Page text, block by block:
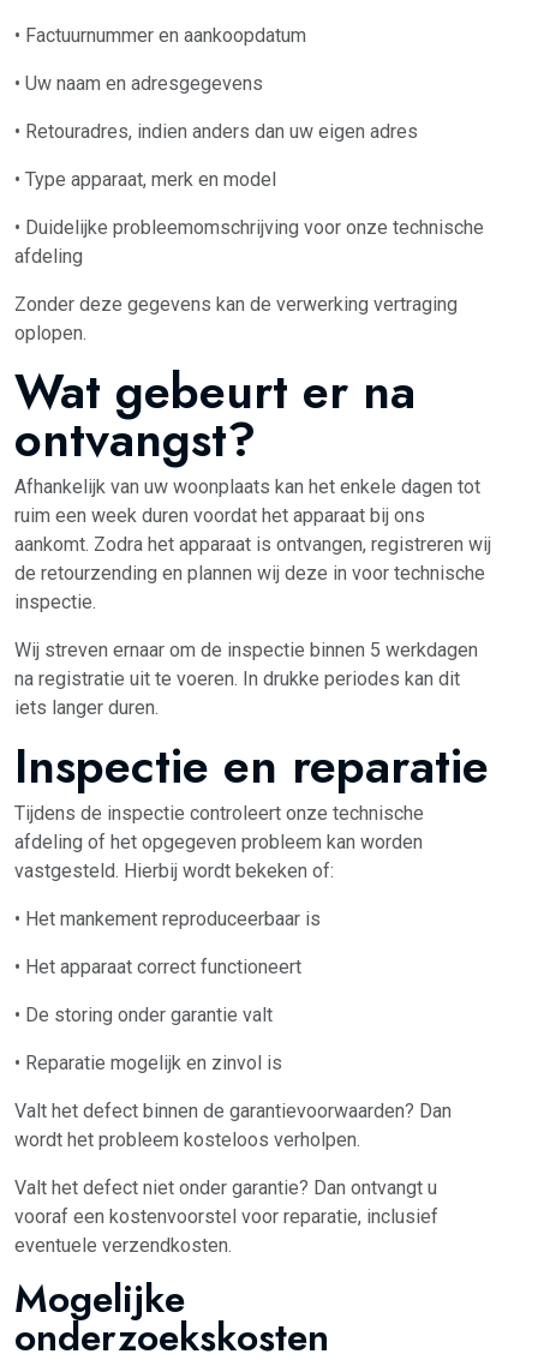
• Factuurnummer en aankoopdatum
• Uw naam en adresgegevens
• Retouradres, indien anders dan uw eigen adres
• Type apparaat, merk en model
• Duidelijke probleemomschrijving voor onze technische
afdeling
Zonder deze gegevens kan de verwerking vertraging
oplopen.
Wat gebeurt er na
ontvangst?
Afhankelijk van uw woonplaats kan het enkele dagen tot
ruim een week duren voordat het apparaat bij ons
aankomt. Zodra het apparaat is ontvangen, registreren wij
de retourzending en plannen wij deze in voor technische
inspectie.
Wij streven ernaar om de inspectie binnen 5 werkdagen
na registratie uit te voeren. In drukke periodes kan dit
iets langer duren.
Inspectie en reparatie
Tijdens de inspectie controleert onze technische
afdeling of het opgegeven probleem kan worden
vastgesteld. Hierbij wordt bekeken of:
• Het mankement reproduceerbaar is
• Het apparaat correct functioneert
• De storing onder garantie valt
• Reparatie mogelijk en zinvol is
Valt het defect binnen de garantievoorwaarden? Dan
wordt het probleem kosteloos verholpen.
Valt het defect niet onder garantie? Dan ontvangt u
vooraf een kostenvoorstel voor reparatie, inclusief
eventuele verzendkosten.
Mogelijke
onderzoekskosten